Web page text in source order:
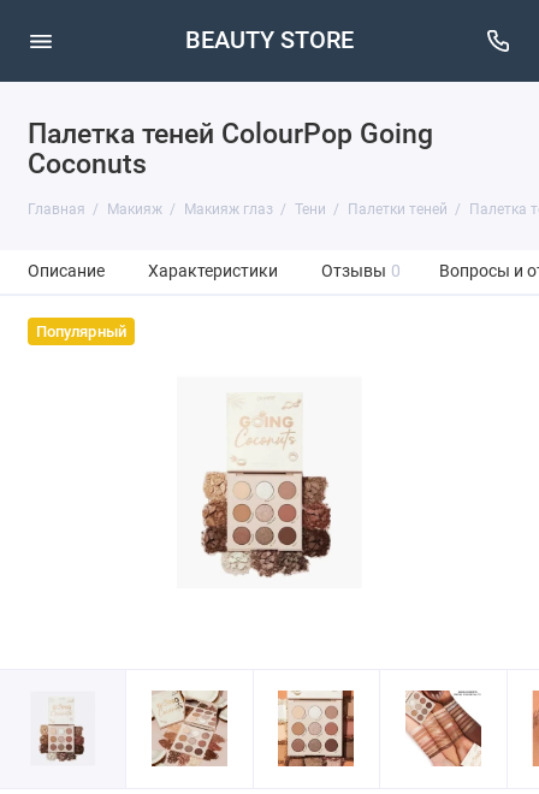
BEAUTY STORE
Палетка теней ColourPop Going
Coconuts
Главная Макияж Макияж глаз Тени Палетки теней Палетка
Описание Характеристики Отзывы 0 Вопросы и
Популярный